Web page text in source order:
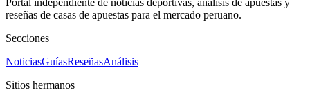
reseñas de casas de apuestas para el mercado peruano.
Secciones
NoticiasGuíasReseñasAnálisis
Sitios hermanos